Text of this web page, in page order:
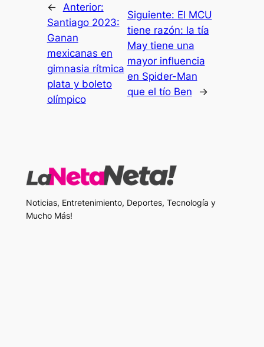
←
Anterior:
Santiago 2023:
Ganan
mexicanas en
gimnasia rítmica
plata y boleto
olímpico
Siguiente: El MCU
tiene razón: la tía
May tiene una
mayor influencia
en Spider-Man
que el tío Ben
→
Noticias, Entretenimiento, Deportes, Tecnología y
Mucho Más!